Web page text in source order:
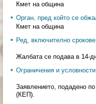
Кмет на община
Орган, пред който се
Кмет на община
Ред, включително
Жалбата се подава в 14-
Ограничения и
Заявлението, подадено
(КЕП).